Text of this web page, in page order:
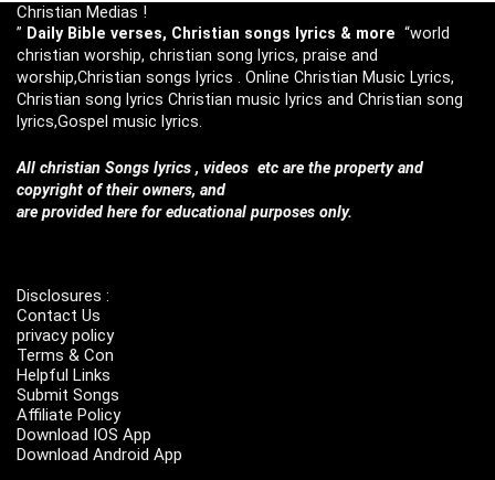
Christian Medias !
” Daily Bible verses, Christian songs lyrics & more “world
christian worship, christian song lyrics, praise and
worship,Christian songs lyrics . Online Christian Music Lyrics,
Christian song lyrics Christian music lyrics and Christian song
lyrics,Gospel music lyrics.
All christian Songs lyrics , videos etc are the property and
copyright of their owners, and
are provided here for educational purposes only.
Disclosures :
Contact Us
privacy policy
Terms & Con
Helpful Links
Submit Songs
Affiliate Policy
Download IOS App
Download Android App